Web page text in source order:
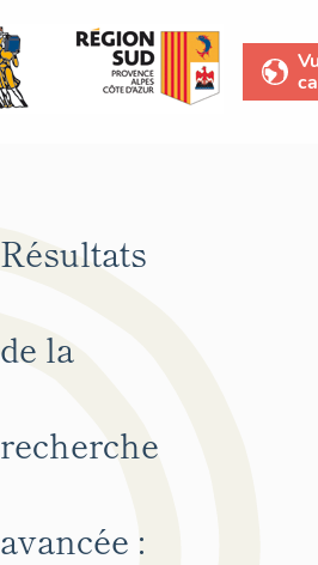
Résultats
de la
recherche
avancée :